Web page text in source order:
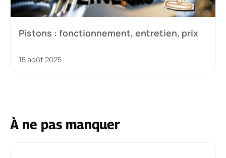
Pistons : fonctionnement, entretien, prix
15 août 2025
À ne pas manquer